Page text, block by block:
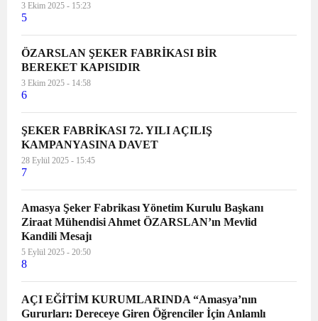
3 Ekim 2025 - 15:23
5
ÖZARSLAN ŞEKER FABRİKASI BİR
BEREKET KAPISIDIR
3 Ekim 2025 - 14:58
6
ŞEKER FABRİKASI 72. YILI AÇILIŞ
KAMPANYASINA DAVET
28 Eylül 2025 - 15:45
7
Amasya Şeker Fabrikası Yönetim Kurulu Başkanı
Ziraat Mühendisi Ahmet ÖZARSLAN’ın Mevlid
Kandili Mesajı
5 Eylül 2025 - 20:50
8
AÇI EĞİTİM KURUMLARINDA “Amasya’nın
Gururları: Dereceye Giren Öğrenciler İçin Anlamlı